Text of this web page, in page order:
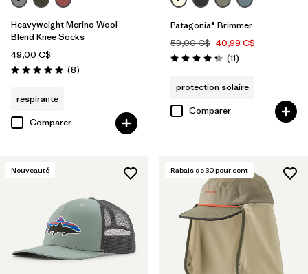
Heavyweight Merino Wool-
Blend Knee Socks
49,00 C$
Évaluation: 5.0 / 5
(8Avis
)
respirante
Comparer
Patagonia® Brimmer
59,00 C$ 40,99 C$
Évaluation: 4.3 / 5
(11Avis
)
protection solaire
Comparer
Nouveauté Rabais de30pour cent